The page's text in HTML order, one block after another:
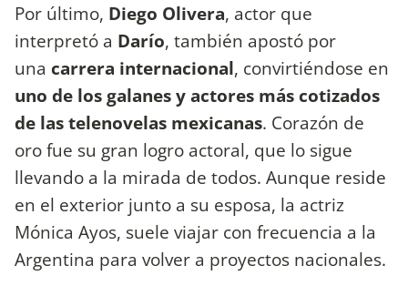
Por último, Diego Olivera, actor que
interpretó a Darío, también apostó por
una carrera internacional, convirtiéndose en
uno de los galanes y actores más cotizados
de las telenovelas mexicanas. Corazón de
oro fue su gran logro actoral, que lo sigue
llevando a la mirada de todos. Aunque reside
en el exterior junto a su esposa, la actriz
Mónica Ayos, suele viajar con frecuencia a la
Argentina para volver a proyectos nacionales.